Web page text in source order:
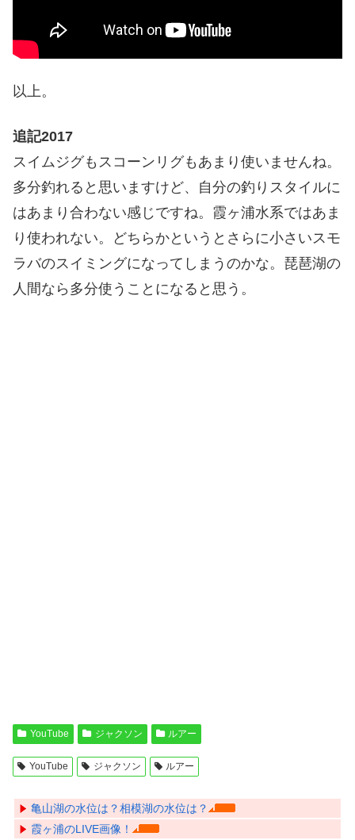
以上。
追記2017
スイムジグもスコーンリグもあまり使いませんね。
多分釣れると思いますけど、自分の釣りスタイルに
はあまり合わない感じですね。霞ヶ浦水系ではあま
り使われない。どちらかというとさらに小さいスモ
ラバのスイミングになってしまうのかな。琵琶湖の
人間なら多分使うことになると思う。
YouTube ジャクソン ルアー
YouTube ジャクソン ルアー
亀山湖の水位は？相模湖の水位は？
霞ヶ浦のLIVE画像！